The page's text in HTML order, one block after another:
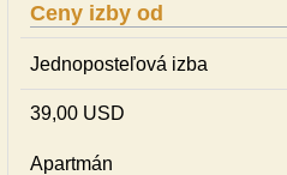
Ceny izby od
Jednoposteľová izba
39,00 USD
Apartmán